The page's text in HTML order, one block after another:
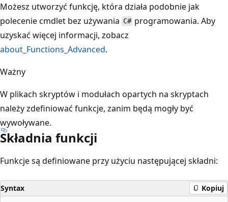
Możesz utworzyć funkcję, która działa podobnie jak
polecenie cmdlet bez używania C# programowania. Aby
uzyskać więcej informacji, zobacz
about_Functions_Advanced.
Ważny
W plikach skryptów i modułach opartych na skryptach
należy zdefiniować funkcje, zanim będą mogły być
wywoływane.
Składnia funkcji
Funkcje są definiowane przy użyciu następującej składni:
Syntax Kopiuj